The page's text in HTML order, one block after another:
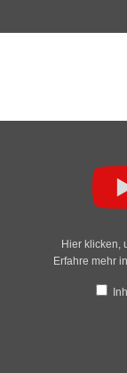
Hier klicken,
Erfahre mehr